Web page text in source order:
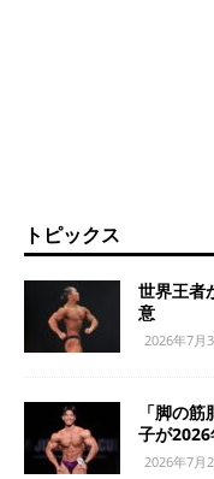
トピックス
世界王者
意
2026年7月
「脚の
子が
2026年7月